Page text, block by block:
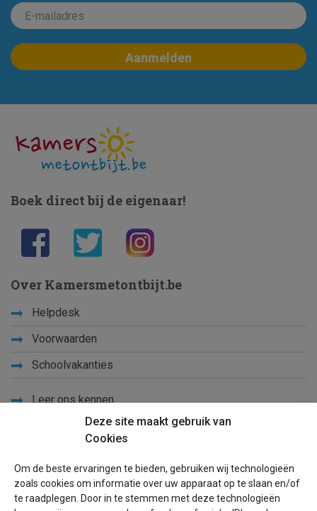
Deze site maakt gebruik van
Cookies
Om de beste ervaringen te bieden, gebruiken wij technologieën
zoals cookies om informatie over uw apparaat op te slaan en/of
te raadplegen. Door in te stemmen met deze technologieën
Boek direct bij de eigenaar!
Over Kamersmetontbijt.be
Helpdesk
Voorwaarden
Schoolvakanties
Leer ons kennen
Sitemap
Blog